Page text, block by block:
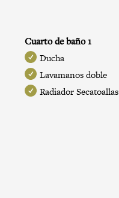
Cuarto de baño 1
Ducha
Lavamanos doble
Radiador Secatoallas